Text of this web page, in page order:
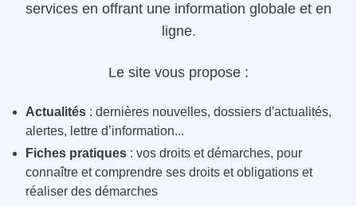
services en offrant une information globale et en
ligne.
Le site vous propose :
Actualités : dernières nouvelles, dossiers d'actualités,
alertes, lettre d’information...
Fiches pratiques : vos droits et démarches, pour
connaître et comprendre ses droits et obligations et
réaliser des démarches